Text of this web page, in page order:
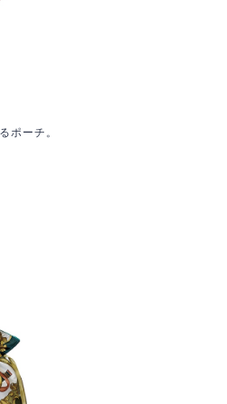
ポーチ。